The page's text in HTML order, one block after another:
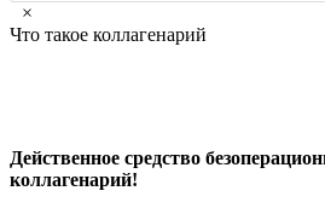
×
Что такое коллагенарий
Действенное средство
коллагенарий!